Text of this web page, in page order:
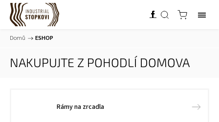
Domů / ESHOP
NAKUPUJTE Z POHODLÍ DOMOVA
Rámy na zrcadla